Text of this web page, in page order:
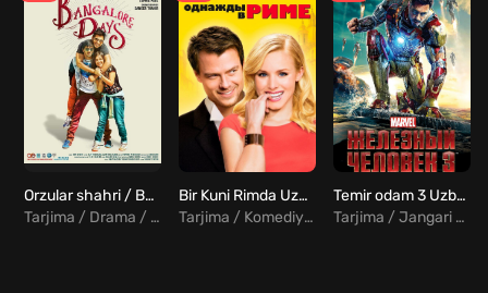
Orzular shahri / Bangalor kunlari Uzbek tilida
Tarjima / Drama / Komediya / Melodrama / Hind
Bir Kuni Rimda Uzbek Tilida
Tarjima / Komediya / Melodrama
Temir odam 3 Uzbek Tilida
Tarjima / Jangari / Sarguzasht / Fantastika